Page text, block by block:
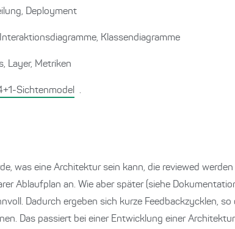
Deployment
Klassendiagramme
Layer, Metriken
Sichtenmodel .
was eine Architektur sein kann, die reviewed
Ablaufplan an. Wie aber später (siehe
Dadurch ergeben sich kurze Feedbackzycklen,
Das passiert bei einer Entwicklung einer